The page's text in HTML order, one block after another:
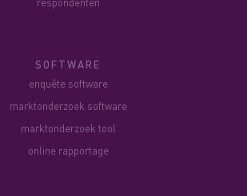
SOFTWARE
enquête software
marktonderzoek software
marktonderzoek tool
online rapportage